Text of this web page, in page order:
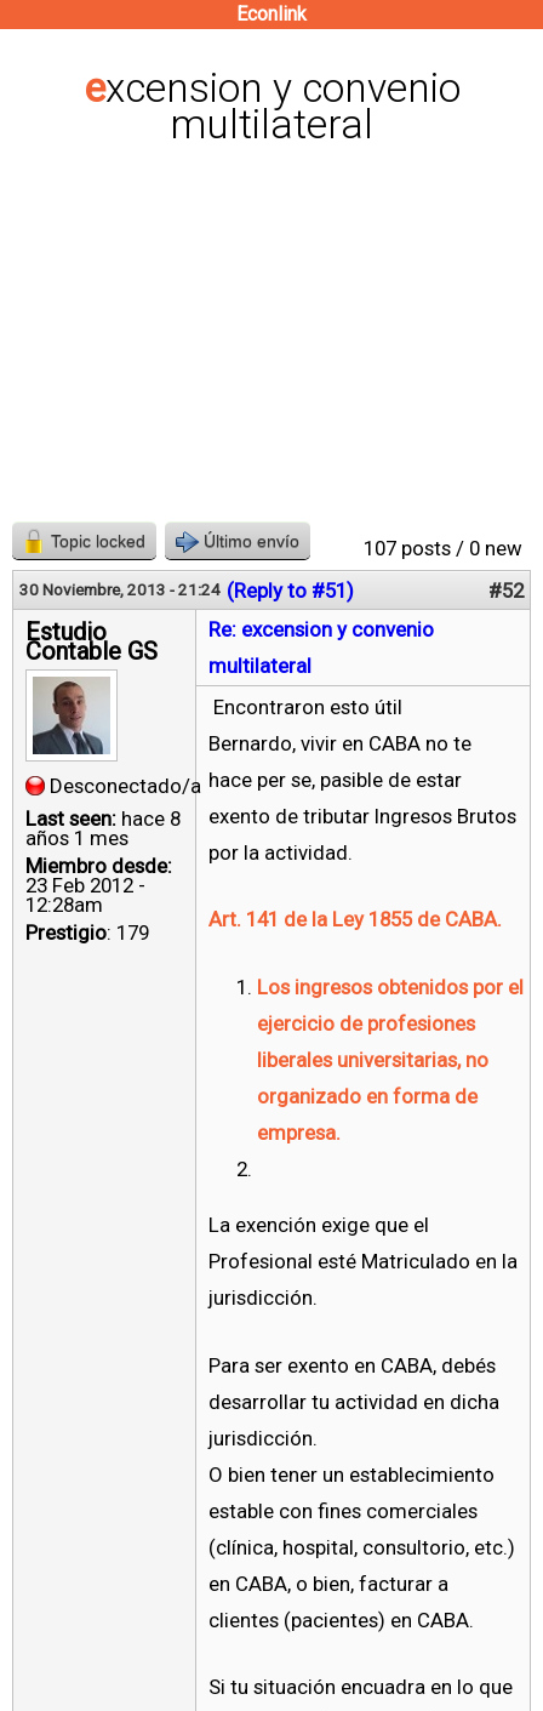
contenido
principal
Econlink
excension y convenio
multilateral
107 posts / 0 new
Topic locked Último envío
30 Noviembre, 2013 - 21:24 (Reply to #51) #52
Estudio
Contable GS
Desconectado/a
Last seen: hace 8
años 1 mes
Miembro desde:
23 Feb 2012 -
12:28am
Prestigio: 179
Re: excension y convenio
multilateral
Encontraron esto útil
Bernardo, vivir en CABA no te
hace per se, pasible de estar
exento de tributar Ingresos Brutos
por la actividad.
Art. 141 de la Ley 1855 de CABA.
Los ingresos obtenidos por el
ejercicio de profesiones
liberales universitarias, no
organizado en forma de
empresa.
La exención exige que el
Profesional esté Matriculado en la
jurisdicción.
Para ser exento en CABA, debés
desarrollar tu actividad en dicha
jurisdicción.
O bien tener un establecimiento
estable con fines comerciales
(clínica, hospital, consultorio, etc.)
en CABA, o bien, facturar a
clientes (pacientes) en CABA.
Si tu situación encuadra en lo que